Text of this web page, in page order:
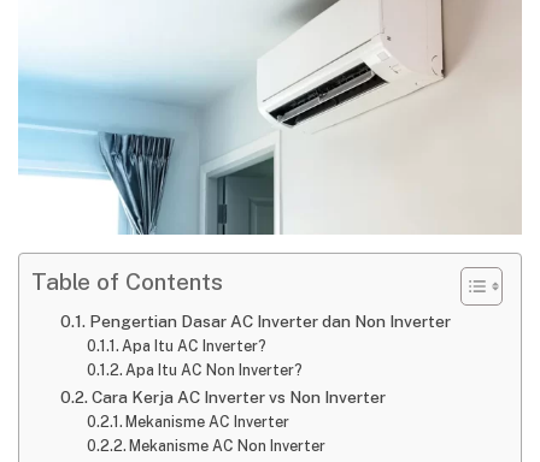
Table of Contents
Pengertian Dasar AC Inverter dan Non Inverter
Apa Itu AC Inverter?
Apa Itu AC Non Inverter?
Cara Kerja AC Inverter vs Non Inverter
Mekanisme AC Inverter
Mekanisme AC Non Inverter